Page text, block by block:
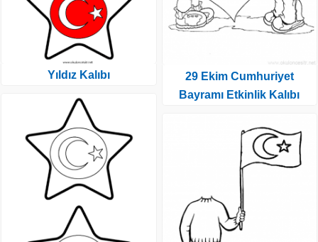
Yıldız Kalıbı
29 Ekim Cumhuriyet
Bayramı Etkinlik Kalıbı